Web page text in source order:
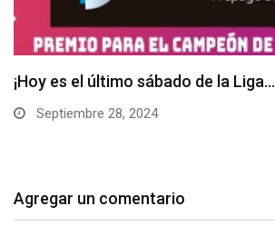
Septiembre te trae la Liga Divisapay
Septiembre 4, 2024
Agregar un comentario